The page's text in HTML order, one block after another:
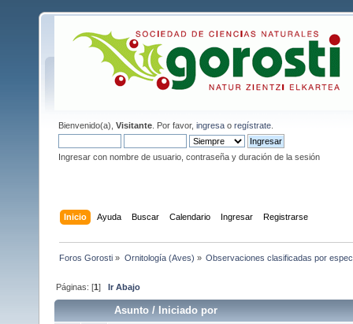
Bienvenido(a), Visitante . Por favor, ingresa o regístrate
Ingresar con nombre de usuario, contraseña y duración de la sesión
Inicio Ayuda Buscar Calendario Ingresar Registrarse
Foros Gorosti » Ornitología (Aves) » Observaciones clasificadas por
Páginas: [1]Ir Abajo
Asunto /Iniciado por